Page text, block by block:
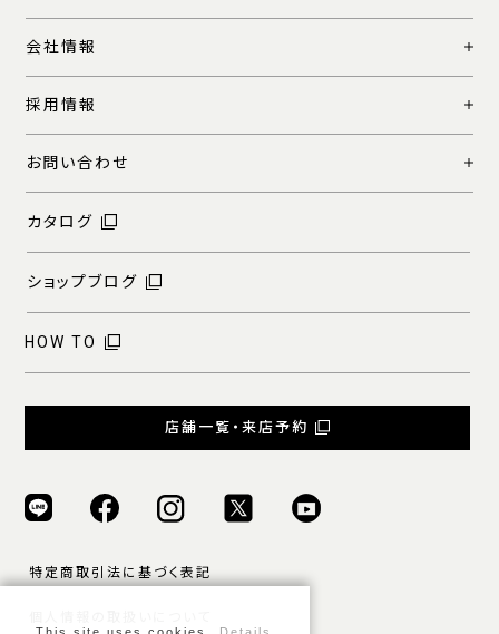
会社情報
採用情報
お問い合わせ
カタログ
ショップブログ
HOW TO
店舗一覧・来店予約
特定商取引法に基づく表記